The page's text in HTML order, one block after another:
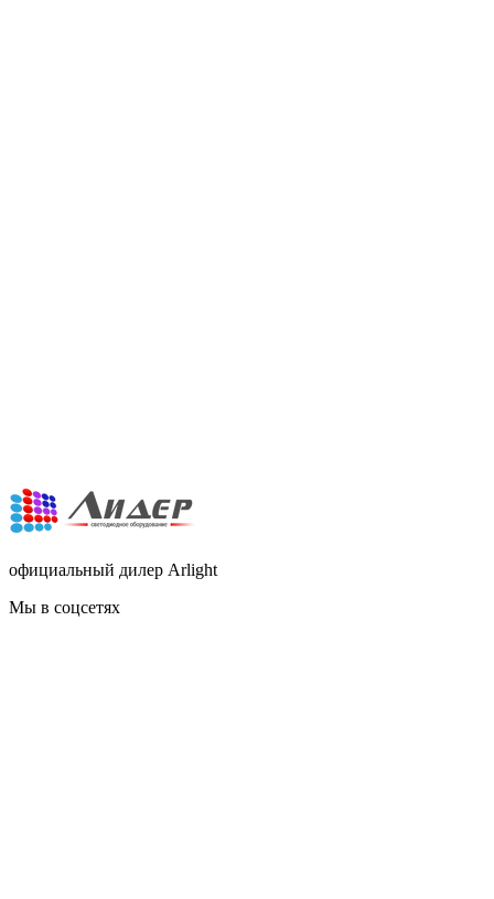
официальный дилер Arlight
Мы в соцсетях